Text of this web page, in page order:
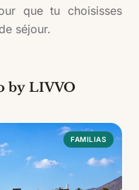
que tu choisisses
séjour.
by LIVVO
FAMILIAS